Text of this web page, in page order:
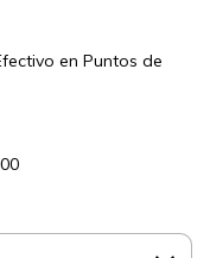
en Puntos de